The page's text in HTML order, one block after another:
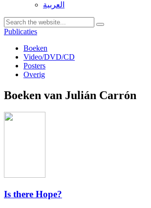
العربية
Publicaties
Boeken
Video/DVD/CD
Posters
Overig
Boeken van Julián Carrón
Is there Hope?